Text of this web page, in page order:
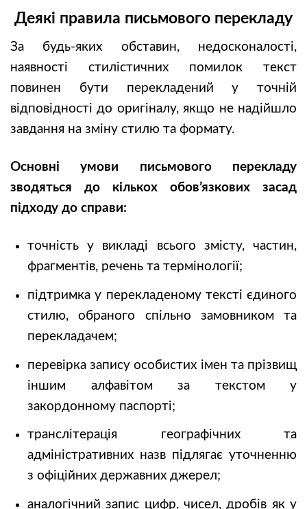
Деякі правила письмового перекладу
За будь-яких обставин, недосконалості,
наявності стилістичних помилок текст
повинен бути перекладений у точній
відповідності до оригіналу, якщо не надійшло
завдання на зміну стилю та формату.
Основні умови письмового перекладу
зводяться до кількох обов’язкових засад
підходу до справи:
точність у викладі всього змісту, частин,
фрагментів, речень та термінології;
підтримка у перекладеному тексті єдиного
стилю, обраного спільно замовником та
перекладачем;
перевірка запису особистих імен та прізвищ
іншим алфавітом за текстом у
закордонному паспорті;
транслітерація географічних та
адміністративних назв підлягає уточненню
з офіційних державних джерел;
аналогічний запис цифр, чисел, дробів як у